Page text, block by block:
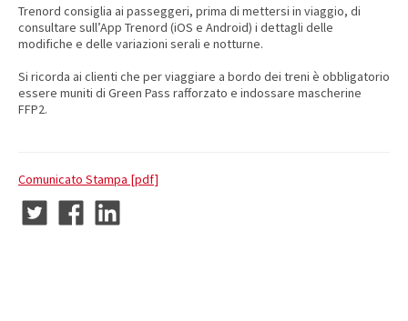
Trenord consiglia ai passeggeri, prima di mettersi in viaggio, di
consultare sull’App Trenord (iOS e Android) i dettagli delle
modifiche e delle variazioni serali e notturne.
Si ricorda ai clienti che per viaggiare a bordo dei treni è obbligatorio
essere muniti di Green Pass rafforzato e indossare mascherine
FFP2.
Comunicato Stampa [pdf]